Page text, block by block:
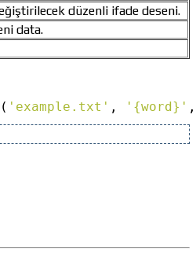
düzenli ifade deseni.
data.
'example.txt' , '{word}'